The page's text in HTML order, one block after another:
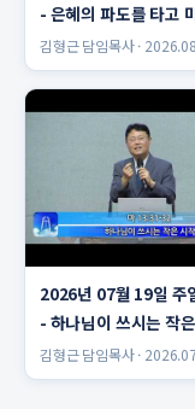
- 은혜의 파도를 타고
김형근 담임목사 ·
2026년 07월 19일 주
- 하나님이 쓰시는 작
김형근 담임목사 ·